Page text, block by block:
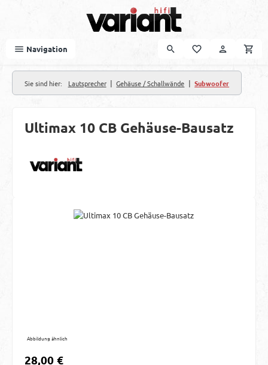
Navigation
Sie sind hier: Lautsprecher | Gehäuse / Schallwände | Subwoofer
Ultimax 10 CB Gehäuse-Bausatz
Bildergalerie überspringen
Abbildung ähnlich
Regulärer Preis:
28,00 €